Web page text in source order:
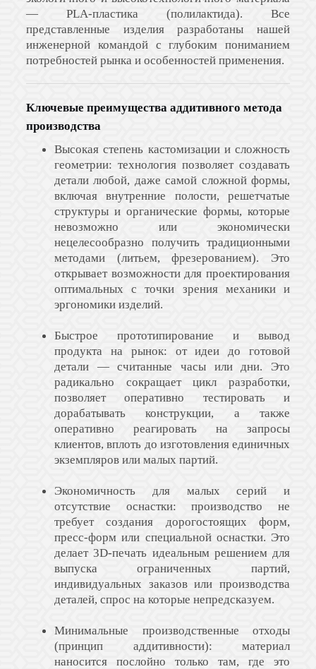
МЕТРИЧЕСКИЙ КРЕПЕЖ
— PLA-пластика (полилактида). Все
представленные изделия разработаны нашей
инженерной командой с глубоким пониманием
потребностей рынка и особенностей применения.
Ключевые преимущества аддитивного метода
производства
Высокая степень кастомизации и сложность
геометрии: технология позволяет создавать
детали любой, даже самой сложной формы,
включая внутренние полости, решетчатые
структуры и органические формы, которые
невозможно или экономически
нецелесообразно получить традиционными
методами (литьем, фрезерованием). Это
открывает возможности для проектирования
оптимальных с точки зрения механики и
эргономики изделий.
Быстрое прототипирование и вывод
продукта на рынок: от идеи до готовой
детали — считанные часы или дни. Это
радикально сокращает цикл разработки,
позволяет оперативно тестировать и
дорабатывать конструкции, а также
оперативно реагировать на запросы
клиентов, вплоть до изготовления единичных
экземпляров или малых партий.
Экономичность для малых серий и
отсутствие оснастки: производство не
требует создания дорогостоящих форм,
пресс-форм или специальной оснастки. Это
делает 3D-печать идеальным решением для
выпуска ограниченных партий,
индивидуальных заказов или производства
деталей, спрос на которые непредсказуем.
Минимальные производственные отходы
(принцип аддитивности): материал
наносится послойно только там, где это